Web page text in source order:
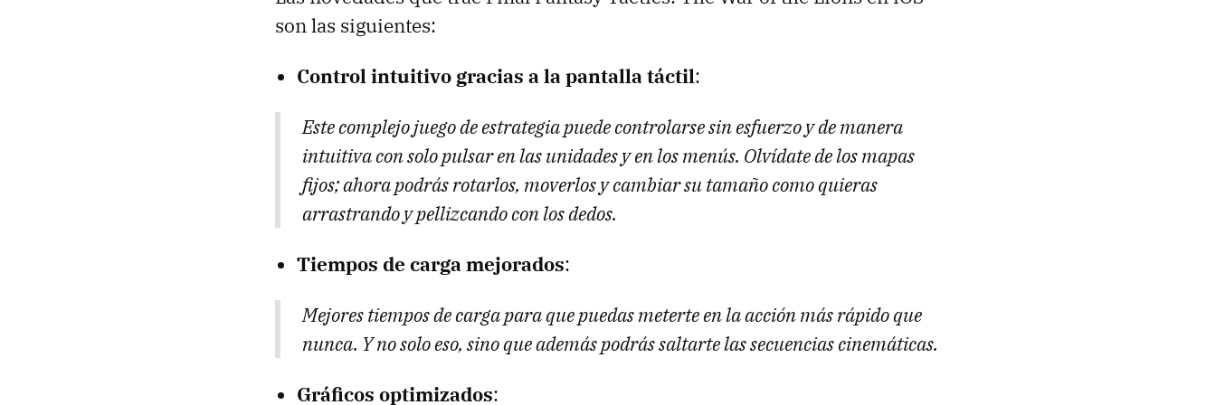
son las siguientes:
Control intuitivo gracias a la pantalla táctil:
Este complejo juego de estrategia puede controlarse sin esfuerzo y de manera
intuitiva con solo pulsar en las unidades y en los menús. Olvídate de los mapas
fijos; ahora podrás rotarlos, moverlos y cambiar su tamaño como quieras
arrastrando y pellizcando con los dedos.
Tiempos de carga mejorados:
Mejores tiempos de carga para que puedas meterte en la acción más rápido que
nunca. Y no solo eso, sino que además podrás saltarte las secuencias cinemáticas.
Gráficos optimizados: